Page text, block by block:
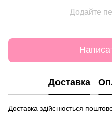
Додайте
Доставка
Доставка здійснюється